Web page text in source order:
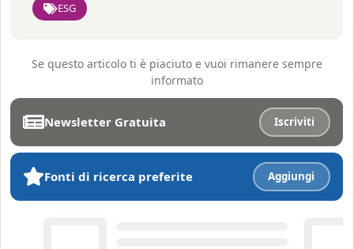
ESG
Se questo articolo ti è piaciuto e vuoi rimanere sempre
informato
Newsletter Gratuita Iscriviti
Fonti di ricerca preferite Aggiungi